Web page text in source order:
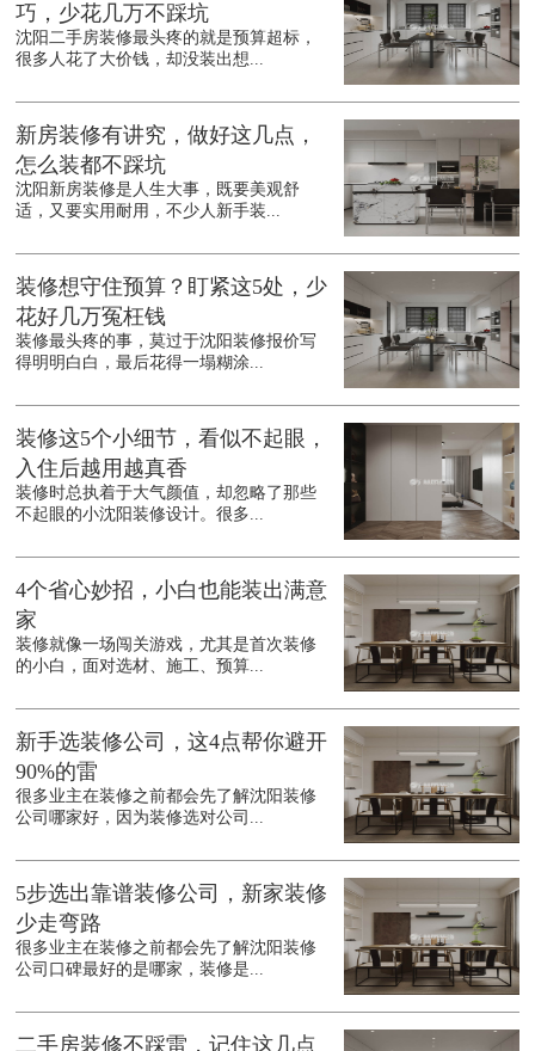
巧，少花几万不踩坑
沈阳二手房装修最头疼的就是预算超标，
很多人花了大价钱，却没装出想...
新房装修有讲究，做好这几点，
怎么装都不踩坑
沈阳新房装修是人生大事，既要美观舒
适，又要实用耐用，不少人新手装...
装修想守住预算？盯紧这5处，少
花好几万冤枉钱
装修最头疼的事，莫过于沈阳装修报价写
得明明白白，最后花得一塌糊涂...
装修这5个小细节，看似不起眼，
入住后越用越真香
装修时总执着于大气颜值，却忽略了那些
不起眼的小沈阳装修设计。很多...
4个省心妙招，小白也能装出满意
家
装修就像一场闯关游戏，尤其是首次装修
的小白，面对选材、施工、预算...
新手选装修公司，这4点帮你避开
90%的雷
很多业主在装修之前都会先了解沈阳装修
公司哪家好，因为装修选对公司...
5步选出靠谱装修公司，新家装修
少走弯路
很多业主在装修之前都会先了解沈阳装修
公司口碑最好的是哪家，装修是...
二手房装修不踩雷，记住这几点